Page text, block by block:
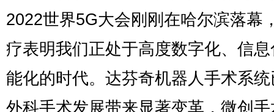
2022世界5G大会刚刚在哈尔滨落幕
疗表明我们正处于高度数字化、信
能化的时代。达芬奇机器人手术系
外科手术发展带来显著变革，微创